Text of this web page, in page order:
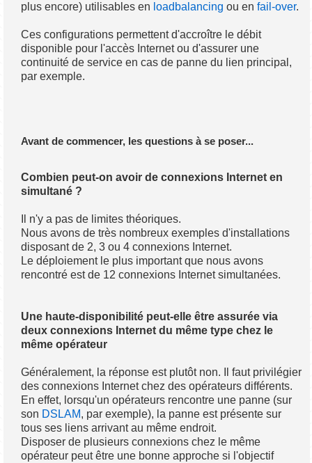
plus encore) utilisables en loadbalancing ou enfail-over.
Ces configurations permettent d'accroître le débit
disponible pour l'accès Internet ou d'assurer une
continuité de service en cas de panne du lien principal,
par exemple.
Avant de commencer, les questions à se poser...
Combien peut-on avoir de connexions Internet en
simultané ?
Il n'y a pas de limites théoriques.
Nous avons de très nombreux exemples d'installations
disposant de 2, 3 ou 4 connexions Internet.
Le déploiement le plus important que nous avons
rencontré est de 12 connexions Internet simultanées.
Une haute-disponibilité peut-elle être assurée via
deux connexions Internet du même type chez le
même opérateur
Généralement, la réponse est plutôt non. Il faut privilégier
des connexions Internet chez des opérateurs différents.
En effet, lorsqu'un opérateurs rencontre une panne (sur
son DSLAM, par exemple), la panne est présente sur
tous ses liens arrivant au même endroit.
Disposer de plusieurs connexions chez le même
opérateur peut être une bonne approche si l'objectif